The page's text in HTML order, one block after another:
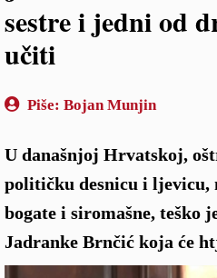
sestre i jedni od
učiti
Piše: Bojan Munjin
U današnjoj Hrvatskoj,
političku desnicu i ljevicu,
bogate i siromašne, teško
Jadranke Brnčić koja će